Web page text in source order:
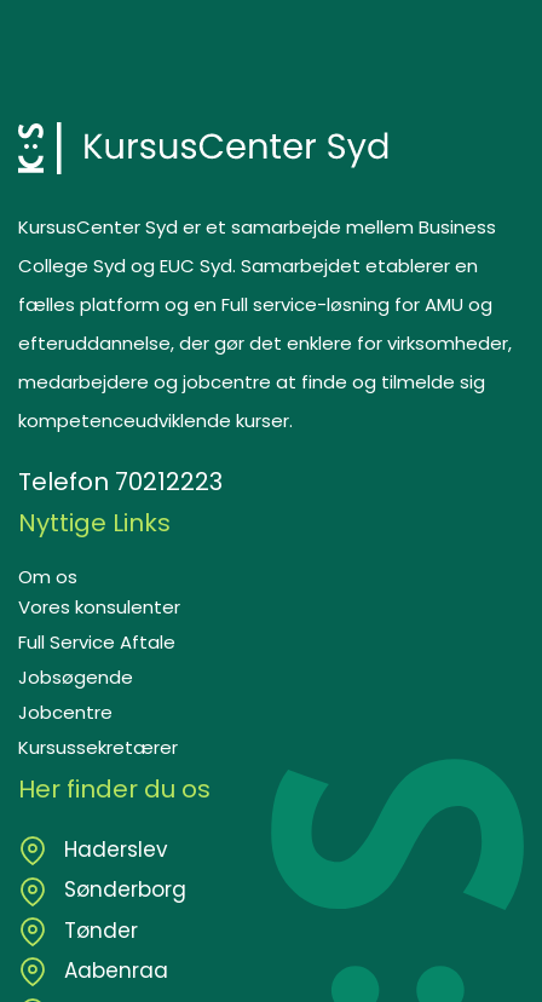
KursusCenter Syd er et samarbejde mellem Business
College Syd og EUC Syd. Samarbejdet etablerer en
fælles platform og en Full service-løsning for AMU og
efteruddannelse, der gør det enklere for virksomheder,
medarbejdere og jobcentre at finde og tilmelde sig
kompetenceudviklende kurser.
Telefon 70212223
Nyttige Links
Om os
Vores konsulenter
Full Service Aftale
Jobsøgende
Jobcentre
Kursussekretærer
Her finder du os
Haderslev
Sønderborg
Tønder
Aabenraa